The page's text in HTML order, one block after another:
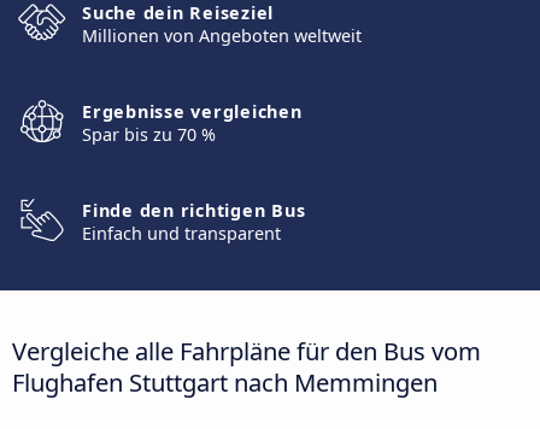
Suche dein Reiseziel
Millionen von Angeboten weltweit
Ergebnisse vergleichen
Spar bis zu 70 %
Finde den richtigen Bus
Einfach und transparent
Vergleiche alle Fahrpläne für den Bus vom
Flughafen Stuttgart nach Memmingen